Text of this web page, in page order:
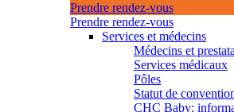
Prendre rendez-vous
Prendre rendez-vous
Services et médecins
Médecins et
Services médicaux
Pôles
Statut de
CHC Baby: